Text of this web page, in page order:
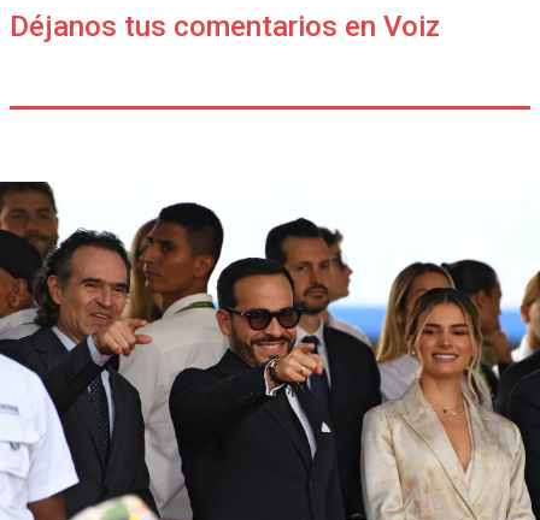
Déjanos tus comentarios en Voiz